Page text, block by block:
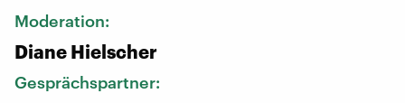
Moderation:
Diane Hielscher
Gesprächspartner: